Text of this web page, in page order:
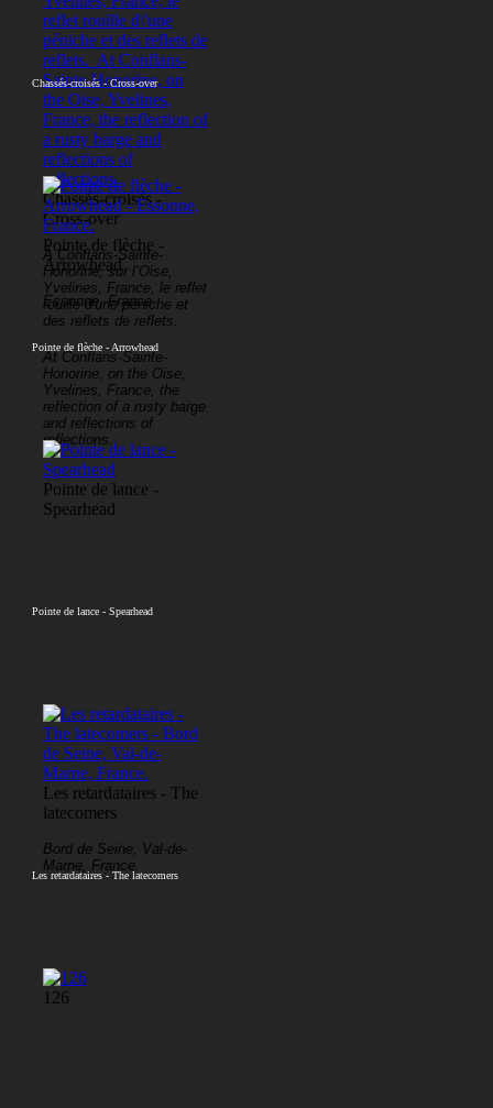
Chassés-croisés -
Cross-over
À Conflans-Sainte-
Honorine, sur l’Oise,
Yvelines, France, le reflet
rouille d'une péniche et
des reflets de reflets.
At Conflans-Sainte-
Honorine, on the Oise,
Yvelines, France, the
reflection of a rusty barge
and reflections of
reflections.
Chassés-croisés - Cross-over
Pointe de flèche -
Arrowhead
Essonne, France.
Pointe de flèche - Arrowhead
Pointe de lance -
Spearhead
Pointe de lance - Spearhead
Les retardataires - The
latecomers
Bord de Seine, Val-de-
Marne, France.
Les retardataires - The latecomers
126